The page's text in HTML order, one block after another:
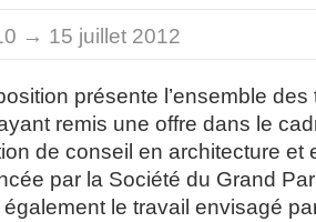
→ 15 juillet 2012
présente l’ensemble
remis une offre dans le
de conseil en architecture et
par la Société du Grand
le travail envisagé